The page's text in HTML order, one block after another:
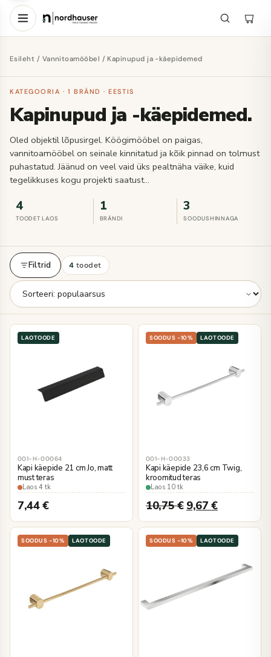
Esileht / Vannitoamööbel / Kapinupud ja -käepidemed
KATEGOORIA · 1 BRÄND · EESTIS
Kapinupud ja -käepidemed.
Oled objektil lõpusirgel. Köögimööbel on paigas,
vannitoamööbel on seinale kinnitatud ja kõik pinnad on tolmust
puhastatud. Jäänud on veel vaid üks pealtnäha väike, kuid
tegelikkuses kogu projekti saatust…
4
TOODET LAOS
1
BRÄNDI
3
SOODUSHINNAGA
Filtrid 4 toodet
LAOTOODE
001-H-00064
Kapi käepide 21 cm Jo, matt
must teras
Laos 4 tk
7,44€
SOODUS -10% LAOTOODE
001-H-00033
Kapi käepide 23,6 cm Twig,
kroomitud teras
Laos 10 tk
10,75€ 9,67€
SOODUS -10% LAOTOODE SOODUS -10% LAOTOODE